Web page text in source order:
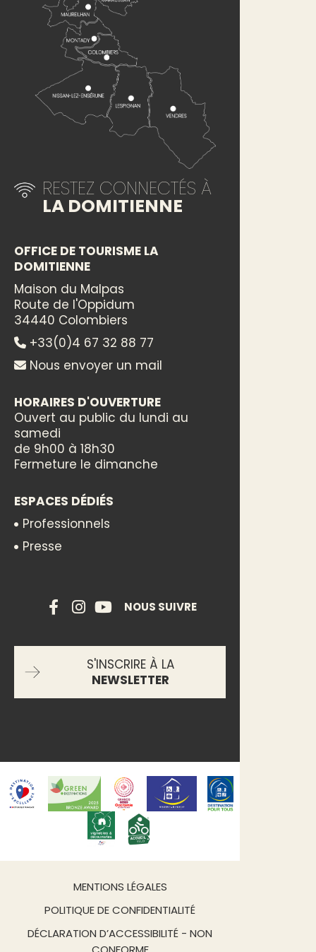
RESTEZ CONNECTÉS À
LA DOMITIENNE
OFFICE DE TOURISME LA
DOMITIENNE
Maison du Malpas
Route de l'Oppidum
34440 Colombiers
+33(0)4 67 32 88 77
Nous envoyer un mail
HORAIRES D'OUVERTURE
Ouvert au public du lundi au
samedi
de 9h00 à 18h30
Fermeture le dimanche
ESPACES DÉDIÉS
Professionnels
Presse
NOUS SUIVRE
S'INSCRIRE À LA
NEWSLETTER
MENTIONS LÉGALES
POLITIQUE DE CONFIDENTIALITÉ
DÉCLARATION D’ACCESSIBILITÉ - NON